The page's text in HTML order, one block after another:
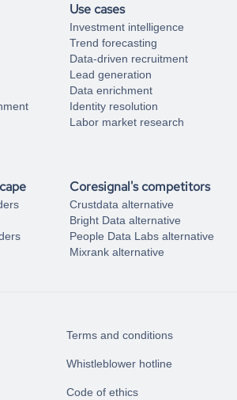
Use cases
Investment intelligence
Trend forecasting
Data-driven recruitment
Lead generation
Data enrichment
Identity resolution
Labor market research
Coresignal's competitors
Crustdata alternative
Bright Data alternative
People Data Labs alternative
Mixrank alternative
Terms and conditions
Whistleblower hotline
Code of ethics